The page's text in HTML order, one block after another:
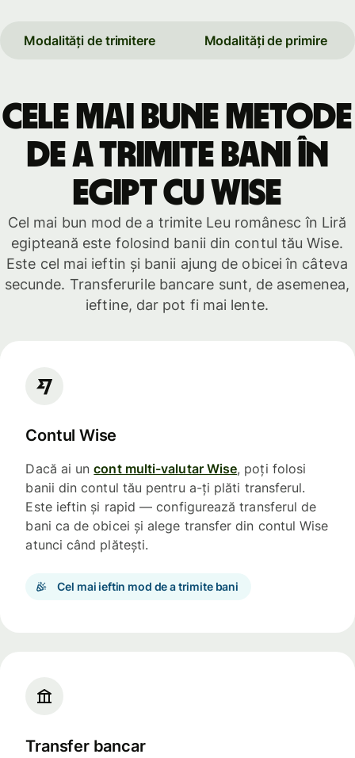
Modalități de trimitere Modalități de primire
Cele mai bune metode
de a trimite bani în
Egipt cu Wise
Cel mai bun mod de a trimite Leu românesc în Liră
egipteană este folosind banii din contul tău Wise.
Este cel mai ieftin și banii ajung de obicei în câteva
secunde. Transferurile bancare sunt, de asemenea,
ieftine, dar pot fi mai lente.
Contul Wise
Dacă ai uncont multi-valutar Wise, poți folosi
banii din contul tău pentru a-ți plăti transferul.
Este ieftin și rapid — configurează transferul de
bani ca de obicei și alege transfer din contul Wise
atunci când plătești.
Cel mai ieftin mod de a trimite bani
Transfer bancar